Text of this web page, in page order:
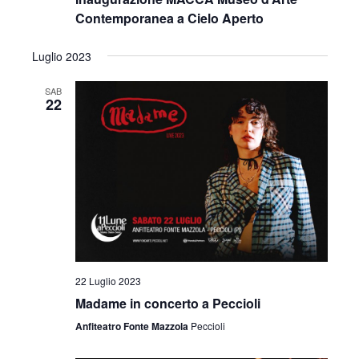
Contemporanea a Cielo Aperto
Luglio 2023
SAB
22
22 Luglio 2023
Madame in concerto a Peccioli
Anfiteatro Fonte Mazzola Peccioli